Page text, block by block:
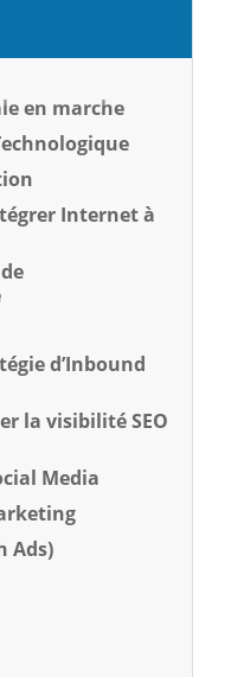
en marche
Internet à
d’Inbound
la visibilité SEO
Media
Ads)